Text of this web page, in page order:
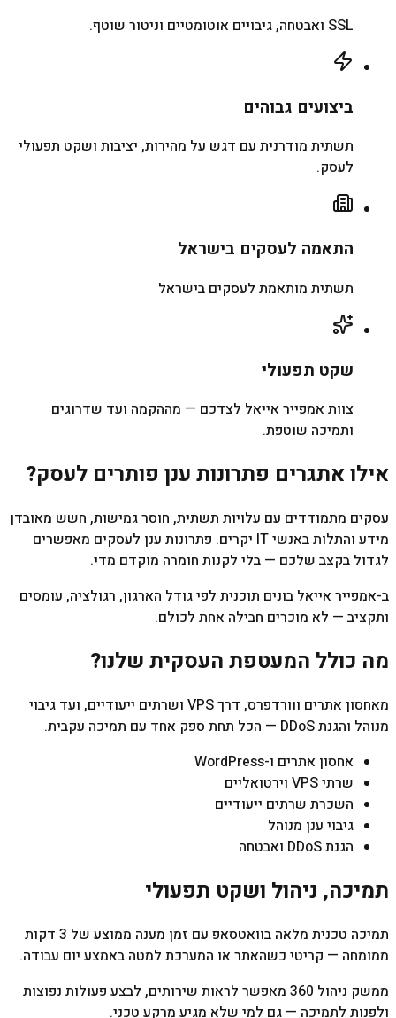
SSL ואבטחה, גיבויים אוטומטיים וניטור שוטף.
ביצועים גבוהים
תשתית מודרנית עם דגש על מהירות, יציבות ושקט תפעולי
לעסק.
התאמה לעסקים בישראל
תשתית מותאמת לעסקים בישראל
שקט תפעולי
צוות אמפייר אייאל לצדכם — מההקמה ועד שדרוגים
ותמיכה שוטפת.
אילו אתגרים פתרונות ענן פותרים לעסק?
עסקים מתמודדים עם עלויות תשתית, חוסר גמישות, חשש מאובדן
מידע והתלות באנשי IT יקרים. פתרונות ענן לעסקים מאפשרים
לגדול בקצב שלכם — בלי לקנות חומרה מוקדם מדי.
ב-אמפייר אייאל בונים תוכנית לפי גודל הארגון, רגולציה, עומסים
ותקציב — לא מוכרים חבילה אחת לכולם.
מה כולל המעטפת העסקית שלנו?
מאחסון אתרים ווורדפרס, דרך VPS ושרתים ייעודיים, ועד גיבוי
מנוהל והגנת DDoS — הכל תחת ספק אחד עם תמיכה עקבית.
אחסון אתרים ו-WordPress
שרתי VPS וירטואליים
השכרת שרתים ייעודיים
גיבוי ענן מנוהל
הגנת DDoS ואבטחה
תמיכה, ניהול ושקט תפעולי
תמיכה טכנית מלאה בוואטסאפ עם זמן מענה ממוצע של 3 דקות
ממומחה — קריטי כשהאתר או המערכת למטה באמצע יום עבודה.
ממשק ניהול 360 מאפשר לראות שירותים, לבצע פעולות נפוצות
ולפנות לתמיכה — גם למי שלא מגיע מרקע טכני.